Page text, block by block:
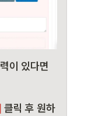
이 있다면
클릭 후 원하